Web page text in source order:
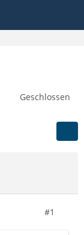
Geschlossen
#1